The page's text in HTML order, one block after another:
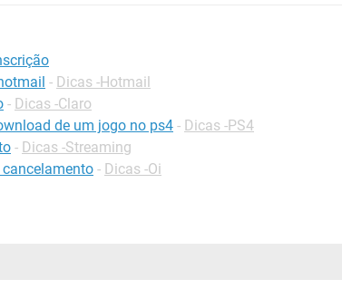
- Dicas -Hotmail
- Dicas -Claro
de um jogo no ps4 - Dicas -PS4
- Dicas -Streaming
- Dicas -Oi